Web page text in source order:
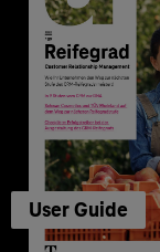
User Guide